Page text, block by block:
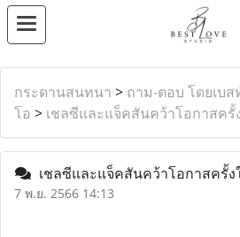
กระดานสนทนา > ถาม-ตอบ โดยเบส
โอ > เชลซีและแจ็คสันคว้าโอกาสค
เชลซีและแจ็คสันคว้าโอกาสครั้
7 พ.ย. 2566 14:13